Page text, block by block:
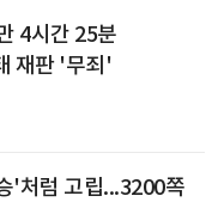
4시간 25분
재판 '무죄'
'처럼 고립...3200쪽